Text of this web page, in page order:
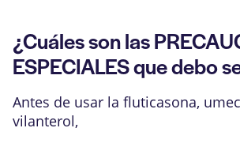
¿Cuáles son las
ESPECIALES que debo
Antes de usar la fluticasona,
vilanterol,